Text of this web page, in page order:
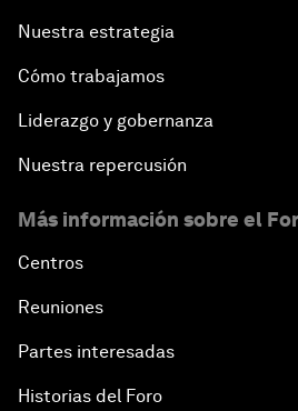
Nuestra estrategia
Cómo trabajamos
Liderazgo y gobernanza
Nuestra repercusión
Más información sobre el
Centros
Reuniones
Partes interesadas
Historias del Foro